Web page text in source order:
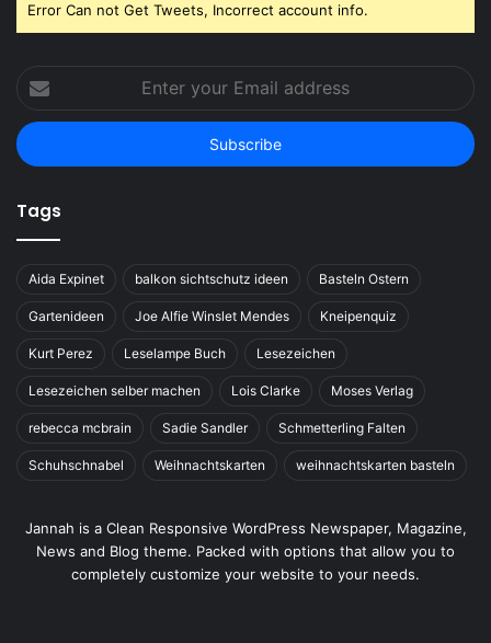
Error Can not Get Tweets, Incorrect account info.
Enter
your
Email
address
Tags
Aida Expinet balkon sichtschutz ideen Basteln Ostern
Gartenideen Joe Alfie Winslet Mendes Kneipenquiz
Kurt Perez Leselampe Buch Lesezeichen
Lesezeichen selber machen Lois Clarke Moses Verlag
rebecca mcbrain Sadie Sandler Schmetterling Falten
Schuhschnabel Weihnachtskarten weihnachtskarten basteln
Jannah is a Clean Responsive WordPress Newspaper, Magazine,
News and Blog theme. Packed with options that allow you to
completely customize your website to your needs.